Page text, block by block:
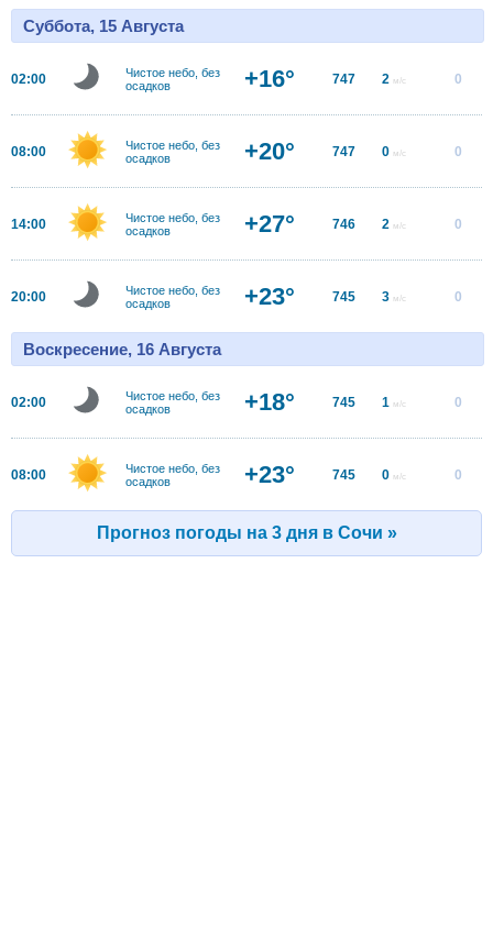
Суббота, 15 Августа
02:00
Чистое небо, без
осадков
+16° 747 2 м/с 0
08:00
Чистое небо, без
осадков
+20° 747 0 м/с 0
14:00
Чистое небо, без
осадков
+27° 746 2 м/с 0
20:00
Чистое небо, без
осадков
+23° 745 3 м/с 0
Воскресение, 16 Августа
02:00
Чистое небо, без
осадков
+18° 745 1 м/с 0
08:00
Чистое небо, без
осадков
+23° 745 0 м/с 0
Прогноз погоды на 3 дня в Сочи »